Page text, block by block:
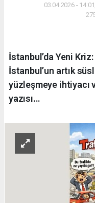
03.04.2026 -
İstanbul’da Yeni
İstanbul’un artık
yüzleşmeye ihtiyacı
yazısı...